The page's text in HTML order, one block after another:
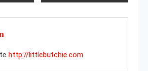
http://littlebutchie.com